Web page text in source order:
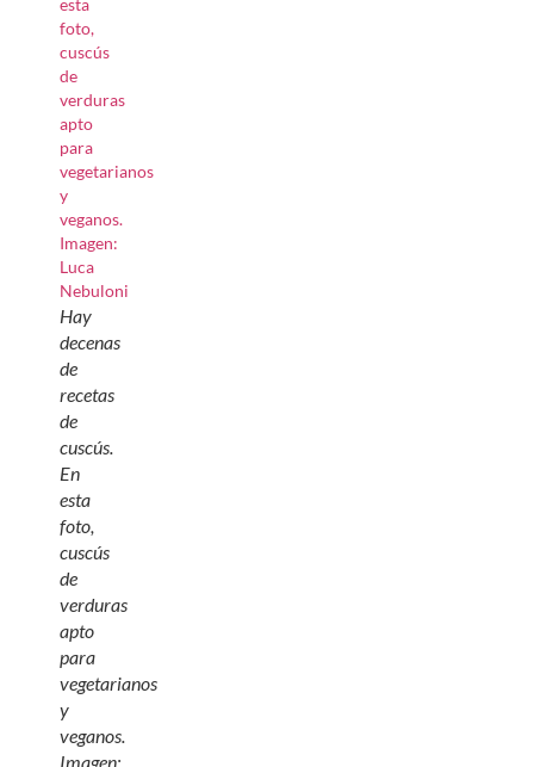
Hay
decenas
de
recetas
de
cuscús.
En
esta
foto,
cuscús
de
verduras
apto
para
vegetarianos
y
veganos.
Imagen: